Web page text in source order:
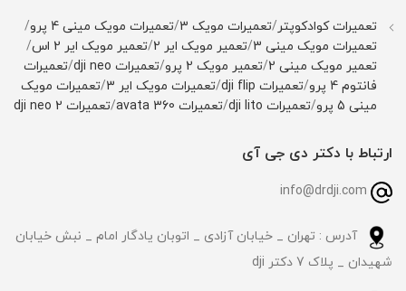
تعمیرات کوادکوپتر/تعمیرات مویک 3 /تعمیرات مویک مینی 4 پرو
/
تعمیرات مویک مینی 3
/تعمیر مویک ایر 2 /تعمیر مویک ایر 2 اس
/
تعمیر مویک مینی 2
/تعمیر مویک 2 پرو /تعمیرات dji neo /تعمیرات
فانتوم 4 پرو
/تعمیرات dji flip /تعمیرات مویک ایر 3 /تعمیرات مویک
مینی 5 پرو
/تعمیرات dji lito /تعمیرات avata 360 /تعمیرات dji neo 2
ارتباط با دکتر دی جی آی
آدرس : تهران _ خیابان آزادی _ اتوبان یادگار امام _ نبش خیابان
شهیدان _ پلاک 7 دکتر dji